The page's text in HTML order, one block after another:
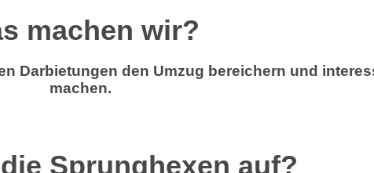
machen wir?
Darbietungen den Umzug bereichern und
machen.
Sprunghexen auf?